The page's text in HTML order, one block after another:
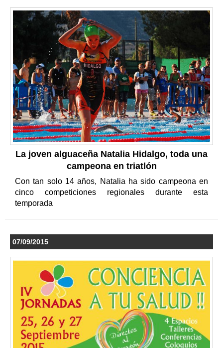
La joven alguaceña Natalia Hidalgo, toda una
campeona en triatlón
Con tan solo 14 años, Natalia ha sido campeona en
cinco competiciones regionales durante esta
temporada
07/09/2015